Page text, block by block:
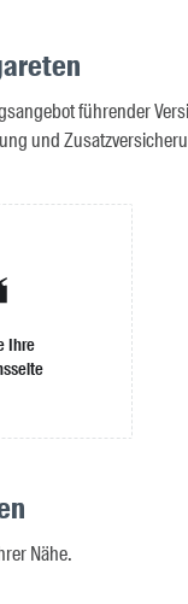
führender
und
Ihre
Nähe.